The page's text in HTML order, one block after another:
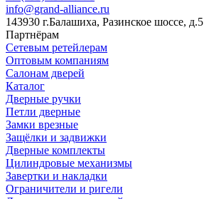
info@grand-alliance.ru
143930 г.Балашиха, Разинское шоссе, д.5
Партнёрам
Сетевым ретейлерам
Оптовым компаниям
Салонам дверей
Каталог
Дверные ручки
Петли дверные
Замки врезные
Защёлки и задвижки
Дверные комплекты
Цилиндровые механизмы
Завертки и накладки
Ограничители и ригели